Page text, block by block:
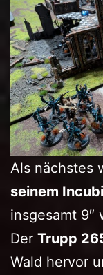
Als nächstes
seinem
insgesamt 9″
Der Trupp
Wald hervor